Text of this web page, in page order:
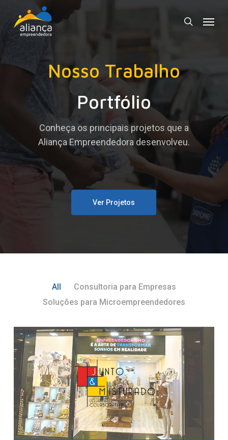
search
Nosso Trabalho
Portfólio
Conheça os principais projetos que a
Aliança Empreendedora desenvolveu.
Ver Projetos
All
Consultoria para Empresas
Soluções para Microempreendedores